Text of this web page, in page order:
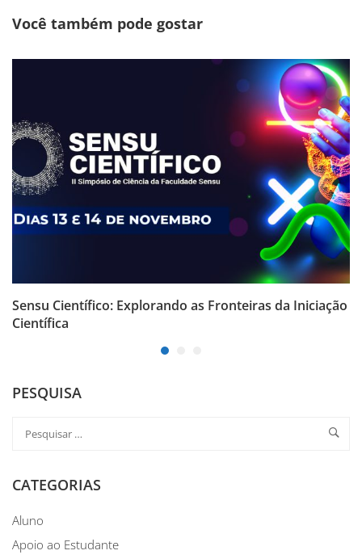
Você também pode gostar
Sensu Científico: Explorando as Fronteiras da Iniciação
Científica
PESQUISA
CATEGORIAS
Aluno
Apoio ao Estudante